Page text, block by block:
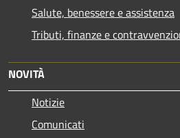
Salute, benessere e assistenza
Tributi, finanze e
NOVITÀ
Notizie
Comunicati